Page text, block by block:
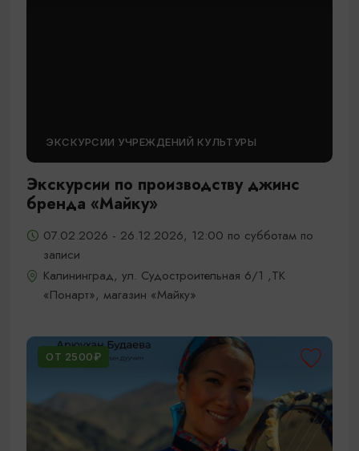
ЭКСКУРСИИ УЧРЕЖДЕНИЙ КУЛЬТУРЫ
Экскурсии по производству джинс
бренда «Майку»
07.02.2026 - 26.12.2026, 12:00 по субботам по
записи
Калининград, ул. Судостроительная 6/1 ,ТК
«Понарт», магазин «Майку»
ОТ 2500₽